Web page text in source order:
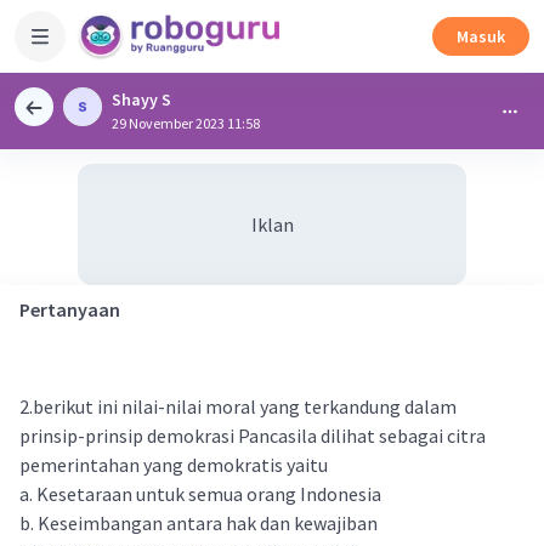
Masuk
Shayy S
29 November 2023 11:58
Iklan
Pertanyaan
2.berikut ini nilai-nilai moral yang terkandung dalam
prinsip-prinsip demokrasi Pancasila dilihat sebagai citra
pemerintahan yang demokratis yaitu
a. Kesetaraan untuk semua orang Indonesia
b. Keseimbangan antara hak dan kewajiban